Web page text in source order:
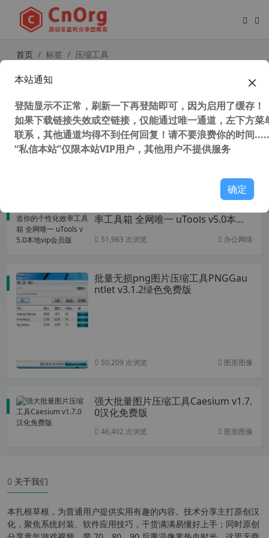
首页 标签 压缩工具
压缩超大文件专用
率工具箱 全网唯一 uTools v5.0本地vi
51,963 次浏览 办公网络
批量无损png图片压缩工具PNGGau
ntlet v3.1.2绿色免费版
50,209 次浏览 图形图像
强大批量图片压缩工具Caesium v1.7.
0汉化免费版
46,402 次浏览 图形图像
关于我们
本扎根草根，为普通用户提供实用有趣的内容。技术分享主打原创汉
化，聚焦系统封装、软件应用技巧，干货满满易懂好上手；同时原创
本站通知
登陆显示不正常，刷新一下再登陆即可，因为启用了缓存！
如果下载链接失效或空链接，仅能通过唯一通道，左下方菜
联系，其他通道均得不到任何回复！请不要浪费你的时间
“私信本站”仅限本站VIP用户，其他用户不提供服务
确定